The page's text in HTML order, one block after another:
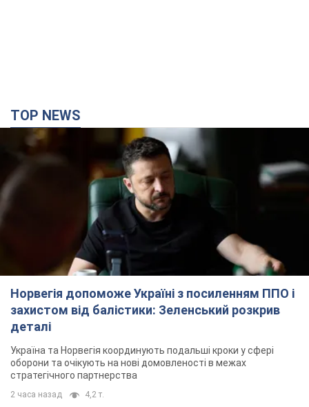
TOP NEWS
Норвегія допоможе Україні з посиленням ППО і
захистом від балістики: Зеленський розкрив
деталі
Україна та Норвегія координують подальші кроки у сфері
оборони та очікують на нові домовленості в межах
стратегічного партнерства
2 часа назад 4,2 т.